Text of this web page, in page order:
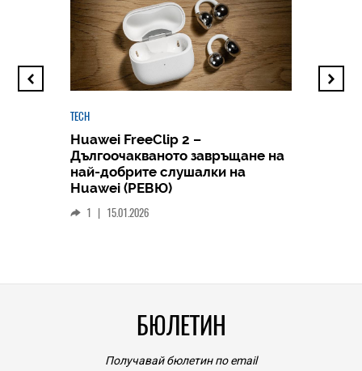
TECH
Huawei FreeClip 2 –
Дългоочакваното завръщане на
най-добрите слушалки на
Huawei (РЕВЮ)
1 | 15.01.2026
БЮЛЕТИН
Получавай бюлетин по email